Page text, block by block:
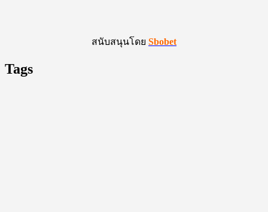
สนับสนุนโดย Sbobet
Tags